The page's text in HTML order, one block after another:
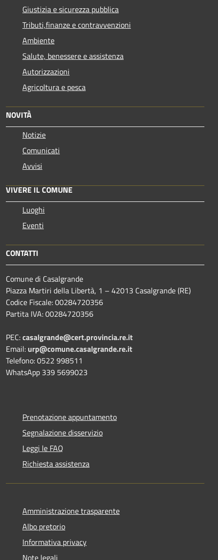
Giustizia e sicurezza pubblica
Tributi,finanze e contravvenzioni
Ambiente
Salute, benessere e assistenza
Autorizzazioni
Agricoltura e pesca
NOVITÀ
Notizie
Comunicati
Avvisi
VIVERE IL COMUNE
Luoghi
Eventi
CONTATTI
Comune di Casalgrande
Piazza Martiri della Libertà, 1 – 42013 Casalgrande (RE)
Codice Fiscale: 00284720356
Partita IVA: 00284720356
PEC:casalgrande@cert.provincia.re.it
Email: urp@comune.casalgrande.re.it
Telefono: 0522 998511
WhatsApp 339 5699023
Prenotazione appuntamento
Segnalazione disservizio
Leggi le FAQ
Richiesta assistenza
Amministrazione trasparente
Albo pretorio
Informativa privacy
Note legali